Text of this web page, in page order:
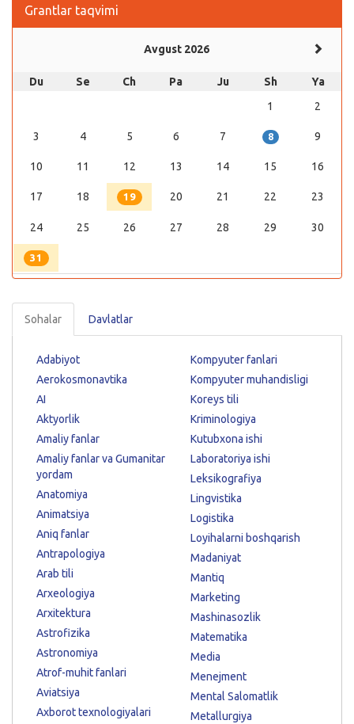
Grantlar taqvimi
Avgust 2026
Du Se Ch Pa Ju Sh
Ya
1
2
3 4 5 6 7 8 9
10 11 12 13 14 15 16
17 18 19 20 21 22 23
24 25 26 27 28 29 30
31
Sohalar Davlatlar
Adabiyot
Aerokosmonavtika
AI
Aktyorlik
Amaliy fanlar
Amaliy fanlar va Gumanitar
yordam
Anatomiya
Animatsiya
Aniq fanlar
Antrapologiya
Arab tili
Arxeologiya
Arxitektura
Astrofizika
Astronomiya
Atrof-muhit fanlari
Aviatsiya
Axborot texnologiyalari
Kompyuter fanlari
Kompyuter muhandisligi
Koreys tili
Kriminologiya
Kutubxona ishi
Laboratoriya ishi
Leksikografiya
Lingvistika
Logistika
Loyihalarni boshqarish
Madaniyat
Mantiq
Marketing
Mashinasozlik
Matematika
Media
Menejment
Mental Salomatlik
Metallurgiya